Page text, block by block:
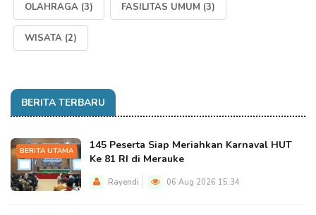
OLAHRAGA (3) FASILITAS UMUM (3)
WISATA (2)
BERITA TERBARU
BERITA UTAMA
145 Peserta Siap Meriahkan Karnaval HUT
Ke 81 RI di Merauke
Rayendi 06 Aug 2026 15:34